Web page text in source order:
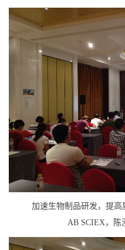
加速生物制品研发，提
AB SCIEX，陈